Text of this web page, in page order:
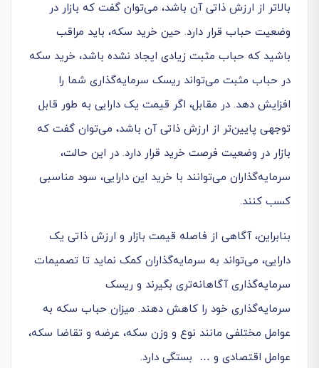
بالاتر از ارزش ذاتی آن باشد، می‌توان گفت که بازار در
وضعیت حباب قرار دارد. حین خرید سکه، باید مراقب
باشید که حباب مثبت زیادی ایجاد نشده باشد، خرید سکه
در حباب مثبت می‌تواند ریسک سرمایه‌گذاری شما را
افزایش دهد. در مقابل، اگر قیمت یک دارایی به طور قابل
توجهی پایین‌تر از ارزش ذاتی آن باشد، می‌توان گفت که
بازار در وضعیت فرصت خرید قرار دارد. در این حالت،
سرمایه‌گذاران می‌توانند با خرید این دارایی، سود مناسبی
کسب کنند.
بنابراین، آگاهی از فاصله قیمت بازار و ارزش ذاتی یک
دارایی، می‌تواند به سرمایه‌گذاران کمک نماید تا تصمیمات
سرمایه‌گذاری آگاهانه‌تری بگیرند و ریسک
سرمایه‌گذاری خود را کاهش دهند. میزان حباب سکه به
عوامل مختلفی مانند نوع و وزن سکه، عرضه و تقاضا سکه،
عوامل اقتصادی و … بستگی دارد.